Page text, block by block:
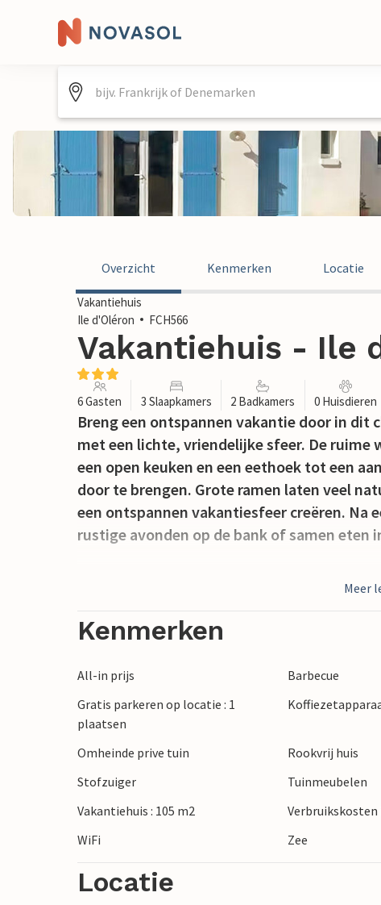
Overzicht Kenmerken Locatie
Vakantiehuis
Ile d'Oléron
FCH566
Vakantiehuis - Ile
6 Gasten 3 Slaapkamers 2 Badkamers 0 Huisdieren
Breng een ontspannen vakantie door in
met een lichte, vriendelijke sfeer. De
een open keuken en een eethoek tot een
door te brengen. Grote ramen laten veel
een ontspannen vakantiesfeer creëren. Na
rustige avonden op de bank of samen eten
Buiten wachten verschillende terrassen en
Tafeltennis zorgt voor vermaak in de
Het strand en een seizoensgebonden
slechts een paar minuten afstand. In de
plaatsen op het eiland en er zijn ook
Meer
Kenmerken
All-in prijs Barbecue
Gratis parkeren op locatie : 1
plaatsen
Omheinde prive tuin Rookvrij huis
Stofzuiger
Tuinmeubelen
Vakantiehuis : 105 m2
Verbruikskosten
WiFi
Zee
Locatie